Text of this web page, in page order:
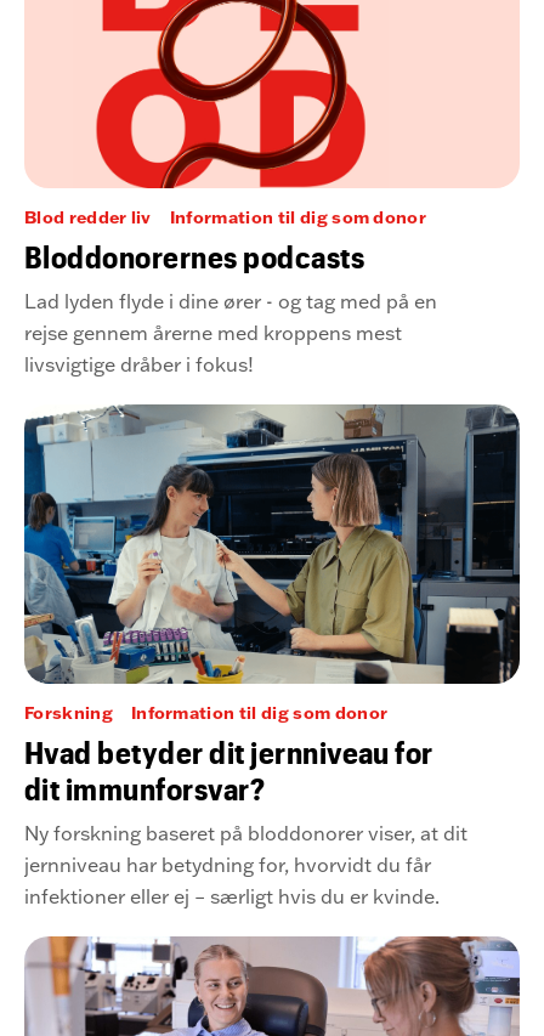
Blod redder liv Information til dig som donor
Bloddonorernes podcasts
Lad lyden flyde i dine ører - og tag med på en
rejse gennem årerne med kroppens mest
livsvigtige dråber i fokus!
Forskning Information til dig som donor
Hvad betyder dit jernniveau for
dit immunforsvar?
Ny forskning baseret på bloddonorer viser, at dit
jernniveau har betydning for, hvorvidt du får
infektioner eller ej – særligt hvis du er kvinde.